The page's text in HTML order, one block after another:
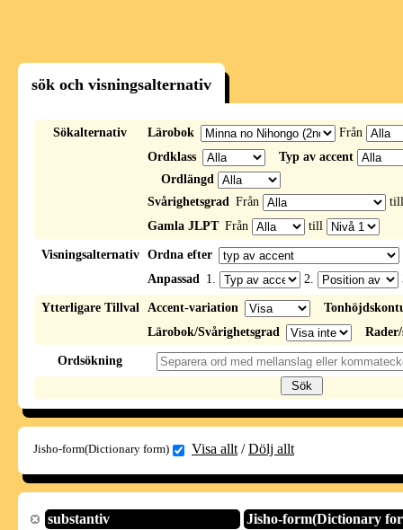
sök och visningsalternativ
Sökalternativ Lärobok
Från
Ordklass
Typ av accent
Ordlängd
Svårighetsgrad Från
Gamla JLPT Från till
Visningsalternativ
Ordna efter
Anpassad 1. 2.
Ytterligare Tillval Accent-variation
Lärobok/Svårighetsgrad
Ordsökning
Jisho-form(Dictionary form) Visa allt /Dölj allt
substantiv Jisho-form(Dictionary